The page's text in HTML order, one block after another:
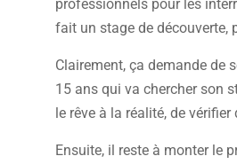
professionnels pour les
fait un stage de découverte,
Clairement, ça demande de
15 ans qui va chercher son
le rêve à la réalité, de
Ensuite, il reste à monter le